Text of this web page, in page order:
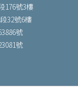
176號3樓
32號6樓
號
號